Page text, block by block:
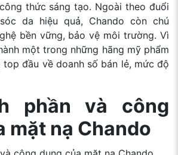
thức sáng tạo. Ngoài theo đuổi
da hiệu quả, Chando còn chú
bền vững, bảo vệ môi trường. Vì
một trong những hãng mỹ phẩm
đầu về doanh số bán lẻ, mức độ
phần và công
mặt nạ Chando